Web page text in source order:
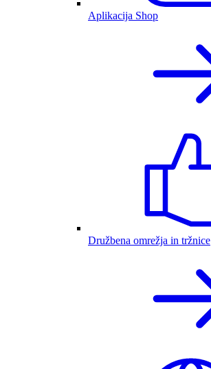
Aplikacija Shop
Družbena omrežja in tržnice